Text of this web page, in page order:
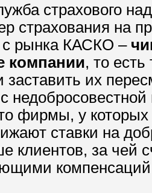
страхового
страхования на
рынка КАСКО –
компании, то
их
фирмы, у которых
ставки на
клиентов, за чей